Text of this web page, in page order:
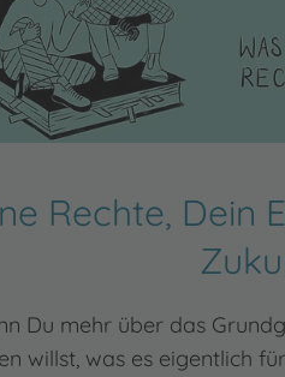
Rechte, Dein
Du mehr über das
willst, was es eigentlich